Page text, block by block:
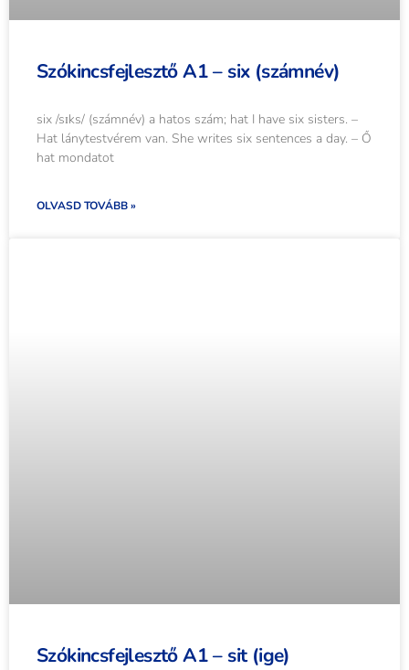
Szókincsfejlesztő A1 – six (számnév)
six /sɪks/ (számnév) a hatos szám; hat I have six sisters. –
Hat lánytestvérem van. She writes six sentences a day. – Ő
hat mondatot
OLVASD TOVÁBB »
Szókincsfejlesztő A1 – sit (ige)